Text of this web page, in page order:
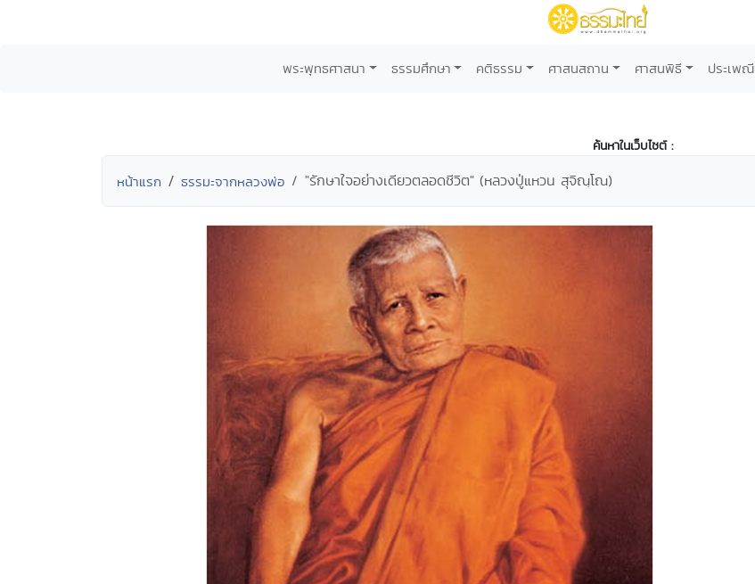
พระพุทธศาสนา ธรรมศึกษา คติธรรม ศาสนสถาน ศาสนพิธี ประเพณี
ค้นหาในเว็บไซต์ :
หน้าแรก ธรรมะจากหลวงพ่อ "รักษาใจอย่างเดียวตลอดชีวิต" (หลวงปู่แหวน สุจิณฺโณ)